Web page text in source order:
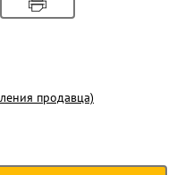
продавца)